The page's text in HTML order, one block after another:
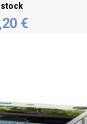
stock
€